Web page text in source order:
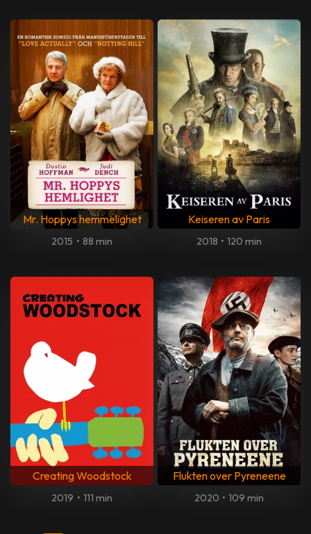
Mr. Hoppys hemmelighet
2015 • 88 min
Keiseren av Paris
2018 • 120 min
Creating Woodstock
2019 • 111 min
Flukten over Pyreneene
2020 • 109 min